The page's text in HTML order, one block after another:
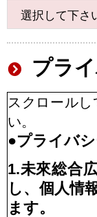
プラ
スクロール
い。
●プライバ
1.未來総合
し、個人情
ます。